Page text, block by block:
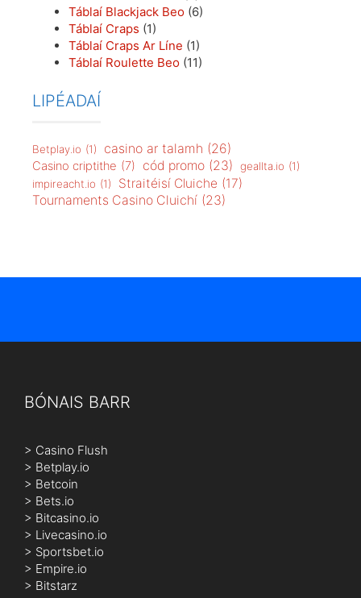
Táblaí Blackjack Beo (6)
Táblaí Craps (1)
Táblaí Craps Ar Líne (1)
Táblaí Roulette Beo (11)
LIPÉADAÍ
Betplay.io (1) casino ar talamh (26)
Casino criptithe (7) cód promo (23) geallta.io (1)
impireacht.io (1) Straitéisí Cluiche (17)
Tournaments Casino Cluichí (23)
BÓNAIS BARR
> Casino Flush
> Betplay.io
> Betcoin
> Bets.io
> Bitcasino.io
> Livecasino.io
> Sportsbet.io
> Empire.io
> Bitstarz